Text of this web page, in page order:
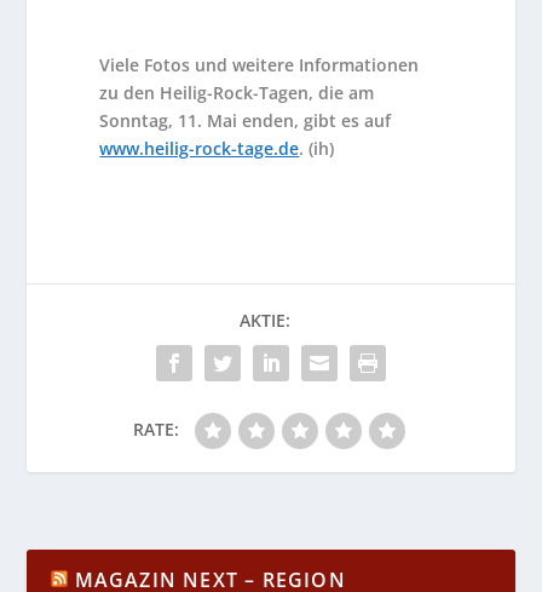
Viele Fotos und weitere Informationen
zu den Heilig-Rock-Tagen, die am
Sonntag, 11. Mai enden, gibt es auf
www.heilig-rock-tage.de. (ih)
AKTIE:
RATE:
MAGAZIN NEXT – REGION